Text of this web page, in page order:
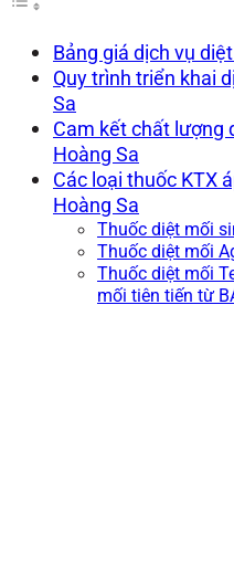
Bảng giá dịch vụ
Quy trình triển khai
Sa
Cam kết chất lượng
Hoàng Sa
Các loại thuốc KTX
Hoàng Sa
Thuốc diệt mối
Thuốc diệt mối
Thuốc diệt mối
mối tiên tiến từ